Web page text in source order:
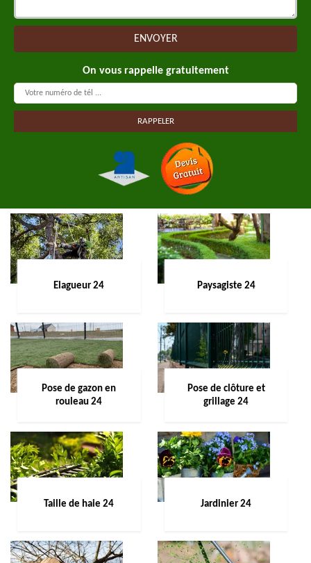
On vous rappelle gratuitement
Elagueur 24 Paysagiste 24
Pose de gazon en
rouleau 24
Pose de clôture et
grillage 24
Taille de haie 24 Jardinier 24